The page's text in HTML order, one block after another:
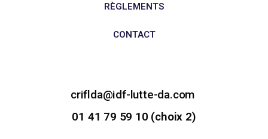
RÈGLEMENTS
CONTACT
criflda@idf-lutte-da.com
01 41 79 59 10 (choix 2)